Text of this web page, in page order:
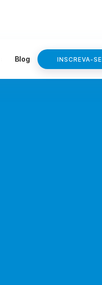
Blog INSCREVA-SE